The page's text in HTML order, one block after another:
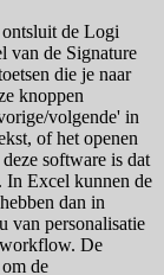
de Logi
van de Signature
die je naar
knoppen
volgende' in
of het openen
software is dat
In Excel kunnen de
dan in
van personalisatie
workflow. De
de